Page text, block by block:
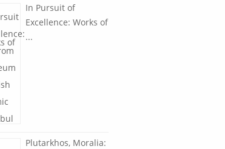
In Pursuit of
Excellence: Works of
...
Plutarkhos, Moralia: